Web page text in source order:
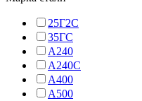
25Г2С
35ГС
А240
А240С
А400
А500